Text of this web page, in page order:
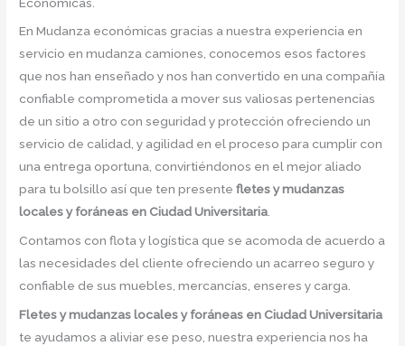
En Mudanza económicas gracias a nuestra experiencia en
servicio en mudanza camiones, conocemos esos factores
que nos han enseñado y nos han convertido en una compañía
confiable comprometida a mover sus valiosas pertenencias
de un sitio a otro con seguridad y protección ofreciendo un
servicio de calidad, y agilidad en el proceso para cumplir con
una entrega oportuna, convirtiéndonos en el mejor aliado
para tu bolsillo así que ten presentefletes y mudanzas
locales y foráneas en Ciudad Universitaria.
Contamos con flota y logística que se acomoda de acuerdo a
las necesidades del cliente ofreciendo un acarreo seguro y
confiable de sus muebles, mercancías, enseres y carga.
Fletes y mudanzas locales y foráneas en Ciudad Universitaria
te ayudamos a aliviar ese peso, nuestra experiencia nos ha